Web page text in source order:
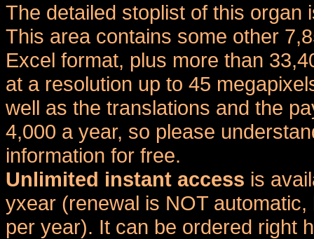
The detailed stoplist of this
This area contains some other
Excel format, plus more than
at a resolution up to 45
well as the translations and the
4,000 a year, so please
information for free.
Unlimited instant access is
yxear (renewal is NOT
per year). It can be ordered right